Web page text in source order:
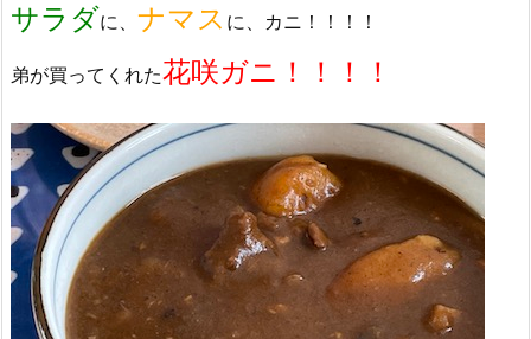
サラダに、 ナマス に、カニ！！！！
弟が買ってくれた花咲ガニ！！！！